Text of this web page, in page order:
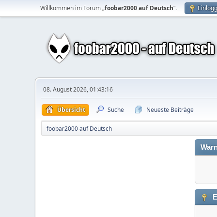
Willkommen im Forum „foobar2000 auf Deutsch“.
08. August 2026, 01:43:16
Übersicht Suche Neueste Beiträge
foobar2000 auf Deutsch